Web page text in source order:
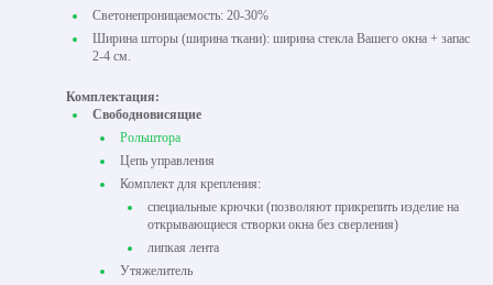
Светонепроницаемость: 20-30%
Ширина шторы (ширина ткани): ширина стекла Вашего окна + запас
2-4 см.
Комплектация:
Свободновисящие
Рольштора
Цепь управления
Комплект для крепления:
специальные крючки (позволяют прикрепить изделие на
открывающиеся створки окна без сверления)
липкая лента
Утяжелитель